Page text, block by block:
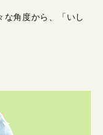
な角度から、「いし